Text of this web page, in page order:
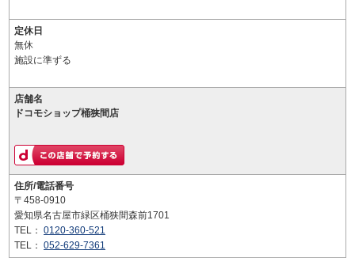
定休日
無休
施設に準ずる
店舗名
ドコモショップ桶狭間店
住所/電話番号
〒458-0910
愛知県名古屋市緑区桶狭間森前1701
TEL： 0120-360-521
TEL： 052-629-7361